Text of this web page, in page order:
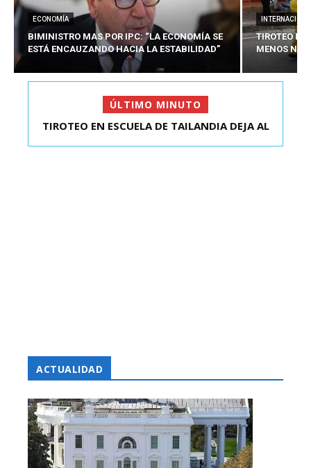
ECONOMÍA
BIMINISTRO MAS POR IPC: “LA ECONOMÍA SE
ESTÁ ENCAUZANDO HACIA LA ESTABILIDAD”
TIROTEO
MENOS
ÚLTIMO MINUTO
HARBOE: “LO QUE SE REQUIERE AHORA ES HACER
TIROTEO EN ESCUELA DE TAILANDIA DEJA AL
ACTUALIDAD